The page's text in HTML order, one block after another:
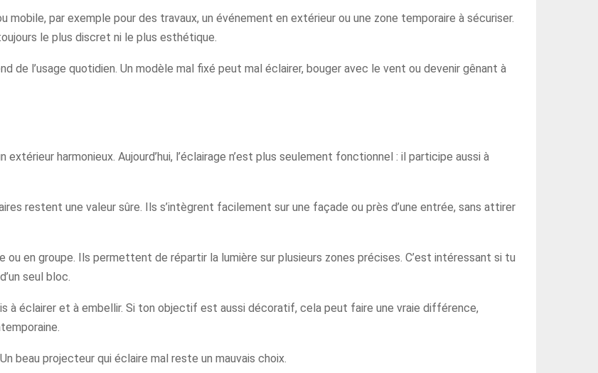
mobile, par exemple pour des travaux, un événement en extérieur ou une zone temporaire à sécuriser.
le plus discret ni le plus esthétique.
de l’usage quotidien. Un modèle mal fixé peut mal éclairer, bouger avec le vent ou devenir gênant à
harmonieux. Aujourd’hui, l’éclairage n’est plus seulement fonctionnel : il participe aussi à
restent une valeur sûre. Ils s’intègrent facilement sur une façade ou près d’une entrée, sans attirer
en groupe. Ils permettent de répartir la lumière sur plusieurs zones précises. C’est intéressant si tu
seul bloc.
à éclairer et à embellir. Si ton objectif est aussi décoratif, cela peut faire une vraie différence,
beau projecteur qui éclaire mal reste un mauvais choix.